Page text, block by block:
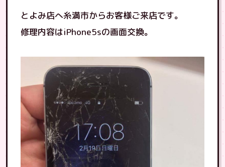
とよみ店へ糸満市からお客様ご来店です。
修理内容はiPhone5sの画面交換。